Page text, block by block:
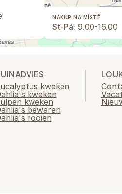
NÁKUP NA MÍSTĚ
St-Pá: 9.00-16.00
kweken
kweken
kweken
bewaren
rooien